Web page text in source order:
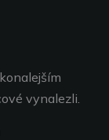
vynalezli.